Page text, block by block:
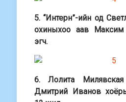
5. “Интерн”-ийн од
охиныхоо аав Максим
эгч.
6. Лолита
Дмитрий Иванов